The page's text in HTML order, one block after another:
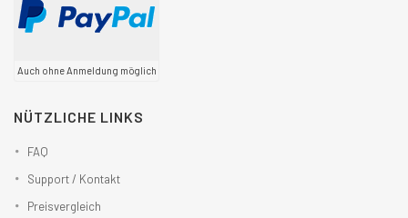
Auch ohne Anmeldung möglich
NÜTZLICHE LINKS
FAQ
Support / Kontakt
Preisvergleich